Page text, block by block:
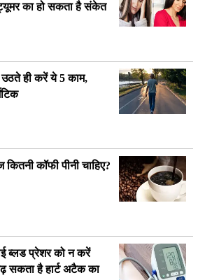
ट्यूमर का हो सकता है संकेत
ही करें ये 5 काम,
कितनी कॉफी पीनी चाहिए?
ब्लड प्रेशर को न करें
सकता है हार्ट अटैक का